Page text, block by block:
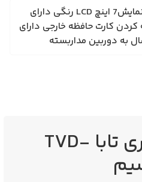
برند: تابا الکترونیک. صفحه نمایش7 اینچ LCD رنگی دارای
کارت حافظه خارجی دارای
به دوربین مداربسته
دربازکن تصویری تابا TVD-